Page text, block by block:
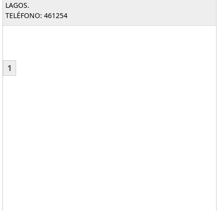
LAGOS.
TELÉFONO: 461254
1